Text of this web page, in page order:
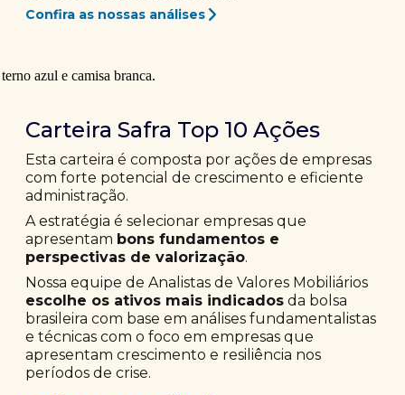
Confira as nossas análises
Carteira Safra Top 10 Ações
Esta carteira é composta por ações de empresas
com forte potencial de crescimento e eficiente
administração.
A estratégia é selecionar empresas que
apresentam bons fundamentos e
perspectivas de valorização.
Nossa equipe de Analistas de Valores Mobiliários
escolhe os ativos mais indicados da bolsa
brasileira com base em análises fundamentalistas
e técnicas com o foco em empresas que
apresentam crescimento e resiliência nos
períodos de crise.